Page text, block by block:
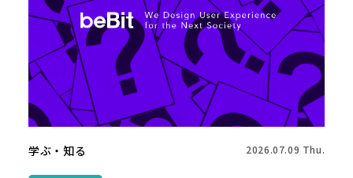
学ぶ・知る 2026.07.09 Thu.